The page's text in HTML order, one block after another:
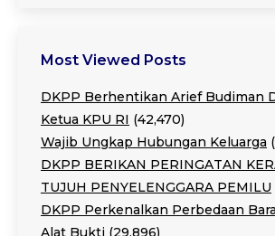
Most Viewed Posts
DKPP Berhentikan Arief Budiman
Ketua KPU RI (42,470)
Wajib Ungkap Hubungan Keluarga
DKPP BERIKAN PERINGATAN
TUJUH PENYELENGGARA PEMILU
DKPP Perkenalkan Perbedaan
Alat Bukti (29,896)